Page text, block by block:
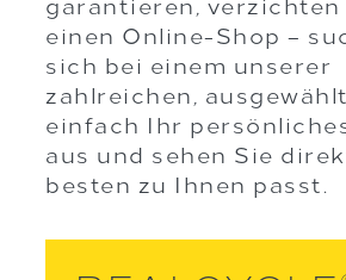
garantieren, verzichten
einen Online-Shop –
sich bei einem unserer
zahlreichen,
einfach Ihr
aus und sehen Sie
besten zu Ihnen passt.